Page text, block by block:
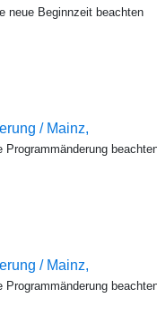
neue Beginnzeit beachten
/ Mainz,
/ Mainz,